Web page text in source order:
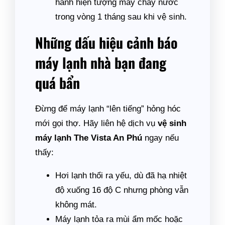
hành hiện tượng máy chảy nước
trong vòng 1 tháng sau khi vệ sinh.
Những dấu hiệu cảnh báo
máy lạnh nhà bạn đang
quá bẩn
Đừng để máy lạnh “lên tiếng” hỏng hóc
mới gọi thợ. Hãy liên hệ dịch vụ vệ sinh
máy lạnh The Vista An Phú ngay nếu
thấy:
Hơi lạnh thổi ra yếu, dù đã hạ nhiệt
độ xuống 16 độ C nhưng phòng vẫn
không mát.
Máy lạnh tỏa ra mùi ẩm mốc hoặc